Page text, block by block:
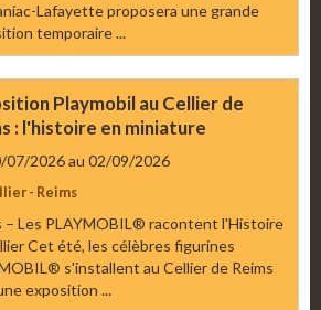
Lafayette proposera une grande
temporaire ...
Playmobil au Cellier de
: l'histoire en miniature
07/2026au 02/09/2026
- Reims
– Les PLAYMOBIL® racontent l'Histoire
Cet été, les célèbres figurines
s'installent au Cellier de Reims
exposition ...